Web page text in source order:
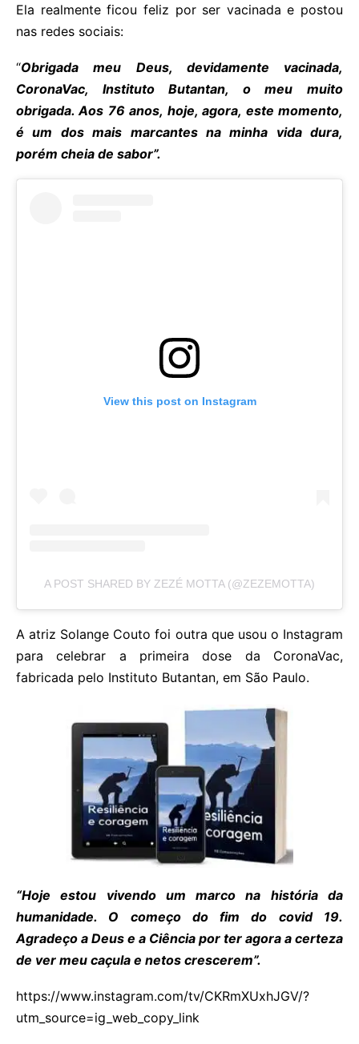
Ela realmente ficou feliz por ser vacinada e postou
nas redes sociais:
“Obrigada meu Deus, devidamente vacinada,
CoronaVac, Instituto Butantan, o meu muito
obrigada. Aos 76 anos, hoje, agora, este momento,
é um dos mais marcantes na minha vida dura,
porém cheia de sabor”.
View this post on Instagram
A POST SHARED BY ZEZÉ MOTTA (@ZEZEMOTTA)
A atriz Solange Couto foi outra que usou o Instagram
para celebrar a primeira dose da CoronaVac,
fabricada pelo Instituto Butantan, em São Paulo.
“Hoje estou vivendo um marco na história da
humanidade. O começo do fim do covid 19.
Agradeço a Deus e a Ciência por ter agora a certeza
de ver meu caçula e netos crescerem”.
https://www.instagram.com/tv/CKRmXUxhJGV/?
utm_source=ig_web_copy_link